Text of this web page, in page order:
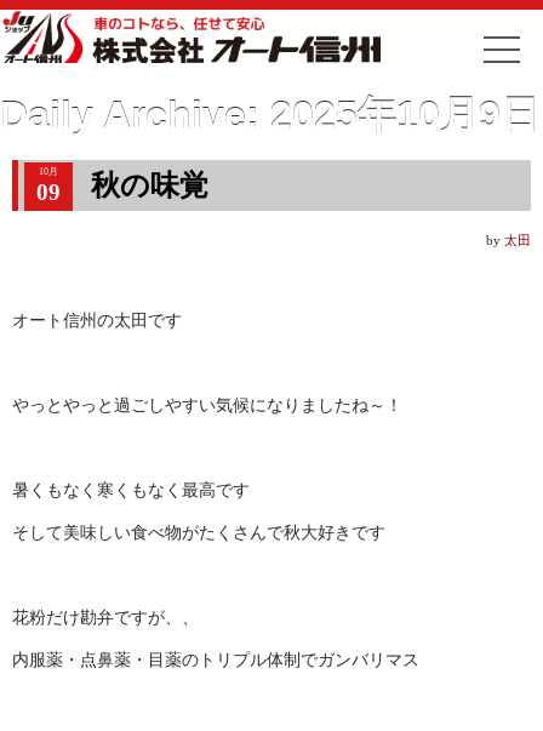
Daily Archive: 2025年10月9日
10月
09 秋の味覚
by 太田
オート信州の太田です
やっとやっと過ごしやすい気候になりましたね～！
暑くもなく寒くもなく最高です
そして美味しい食べ物がたくさんで秋大好きです
花粉だけ勘弁ですが、、
内服薬・点鼻薬・目薬のトリプル体制でガンバリマス